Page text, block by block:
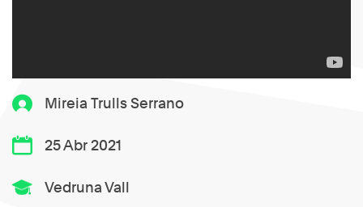
Mireia Trulls Serrano
25 Abr 2021
Vedruna Vall